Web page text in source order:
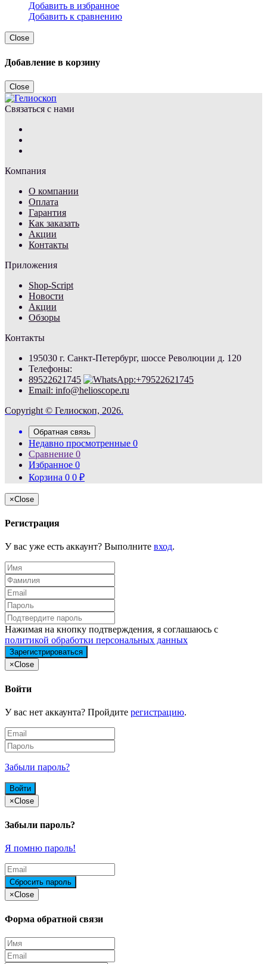
Добавить в избранное
Добавить к сравнению
Close
Добавление в корзину
Close
Связаться с нами
Компания
О компании
Оплата
Гарантия
Как заказать
Акции
Контакты
Приложения
Shop-Script
Новости
Акции
Обзоры
Контакты
195030 г. Санкт-Петербург, шоссе Революции д. 120
Телефоны:
89522621745
Email: info@helioscope.ru
Copyright © Гелиоскоп, 2026.
Обратная связь
Недавно просмотренные 0
Сравнение 0
Избранное 0
Корзина 0 0 ₽
×Close
Регистрация
У вас уже есть аккаунт? Выполните вход.
Нажимая на кнопку подтверждения, я соглашаюсь с
политикой обработки персональных данных
×Close
Войти
У вас нет аккаунта? Пройдите регистрацию.
Забыли пароль?
×Close
Забыли пароль?
Я помню пароль!
×Close
Форма обратной связи